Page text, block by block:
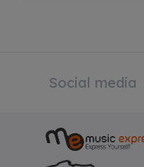
Social media